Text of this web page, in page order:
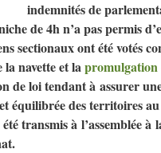
indemnités de
de 4h n’a pas permis
sectionaux ont été votés
navette et lapromulgation
de loi tendant à assurer
équilibrée des territoires au
transmis à l’assemblée à